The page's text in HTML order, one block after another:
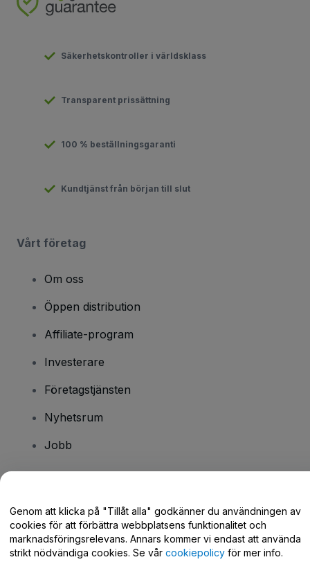
Säkerhetskontroller i världsklass
Transparent prissättning
100 % beställningsgaranti
Kundtjänst från början till slut
Vårt företag
Om oss
Öppen distribution
Affiliate-program
Investerare
Företagstjänsten
Nyhetsrum
Jobb
Hjälpcenter / Kontakta oss
Genom att klicka på "Tillåt alla" godkänner du användningen av
cookies för att förbättra webbplatsens funktionalitet och
marknadsföringsrelevans. Annars kommer vi endast att använda
strikt nödvändiga cookies. Se vår cookiepolicy för mer info.